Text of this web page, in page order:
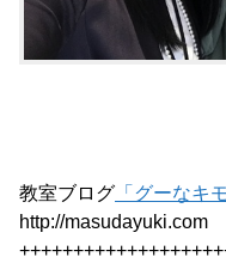
教室ブログ 「グーなキ
http://masudayuki.com